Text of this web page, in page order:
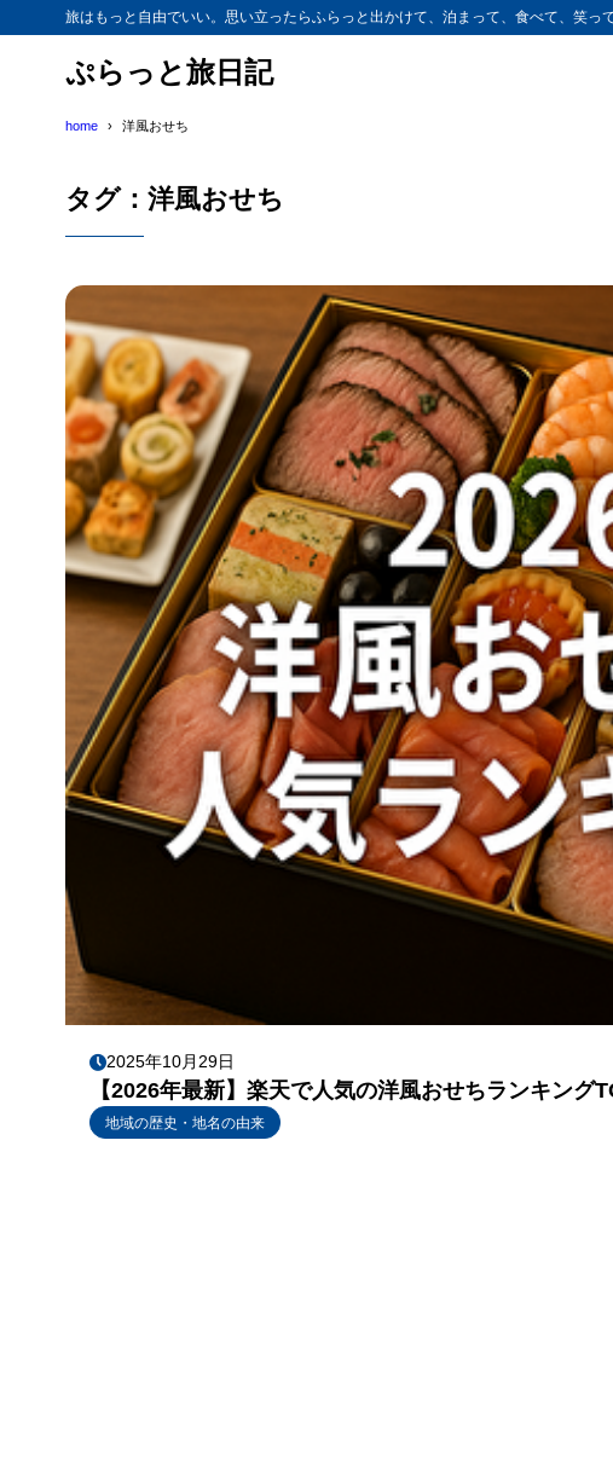
旅はもっと自由でいい。思い立ったらふらっと出かけて、泊まって、食べて、笑っ
ぷらっと旅日記
home 洋風おせち
タグ：洋風おせち
2025年10月29日
【2026年最新】楽天で人気の洋風おせちランキング
地域の歴史・地名の由来